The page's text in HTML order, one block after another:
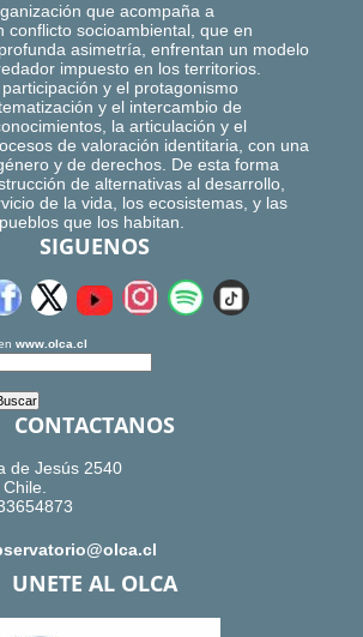
que acompaña a
conflicto socioambiental, que en
asimetría, enfrentan un modelo
impuesto en los territorios.
y el protagonismo
y el intercambio de
la articulación y el
de valoración identitaria, con una
y de derechos. De esta forma
de alternativas al desarrollo,
de la vida, los ecosistemas, y las
que los habitan.
SIGUENOS
www.olca.cl
CONTACTANOS
de Jesús 2540
UNETE AL OLCA